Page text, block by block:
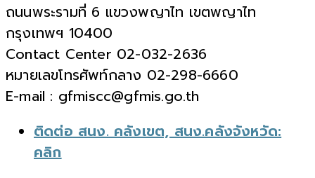
ถนนพระรามที่ 6 แขวงพญาไท เขตพญาไท
กรุงเทพฯ 10400
Contact Center 02-032-2636
หมายเลขโทรศัพท์กลาง 02-298-6660
E-mail : gfmiscc@gfmis.go.th
ติดต่อ สนง. คลังเขต, สนง.คลังจังหวัด:
คลิก